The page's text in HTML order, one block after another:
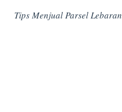
Tips Menjual Parsel Lebaran